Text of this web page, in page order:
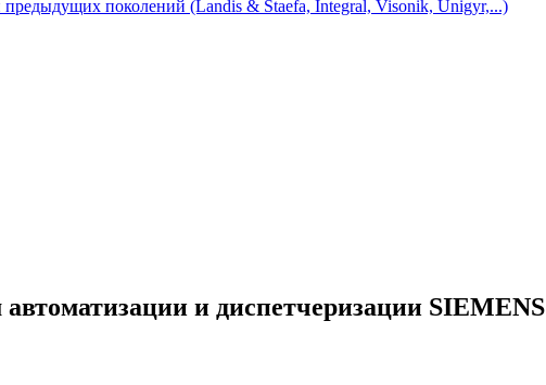
поколений (Landis & Staefa, Integral, Visonik, Unigyr,...)
и диспетчеризации SIEMENS